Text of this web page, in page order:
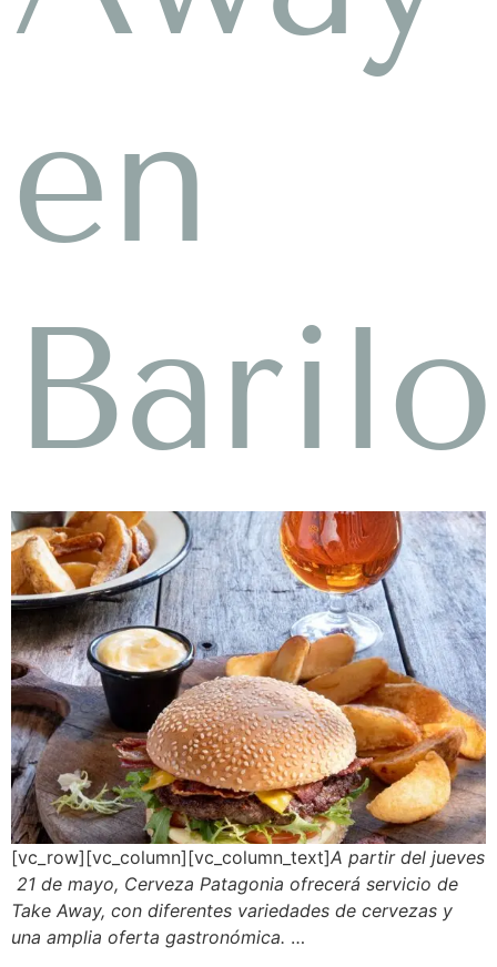
en
[vc_row][vc_column][vc_column_text]A partir del jueves
21 de mayo, Cerveza Patagonia ofrecerá servicio de
Take Away, con diferentes variedades de cervezas y
una amplia oferta gastronómica. …